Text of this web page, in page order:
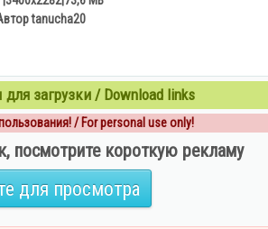
tanucha20
загрузки / Download links
/ For personal use only!
посмотрите короткую рекламу
для просмотра